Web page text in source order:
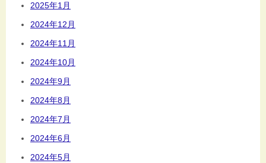
2025年1月
2024年12月
2024年11月
2024年10月
2024年9月
2024年8月
2024年7月
2024年6月
2024年5月